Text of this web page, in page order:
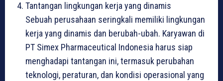
Tantangan lingkungan kerja yang dinamis
Sebuah perusahaan seringkali memiliki lingkungan
kerja yang dinamis dan berubah-ubah. Karyawan di
PT Simex Pharmaceutical Indonesia harus siap
menghadapi tantangan ini, termasuk perubahan
teknologi, peraturan, dan kondisi operasional yang